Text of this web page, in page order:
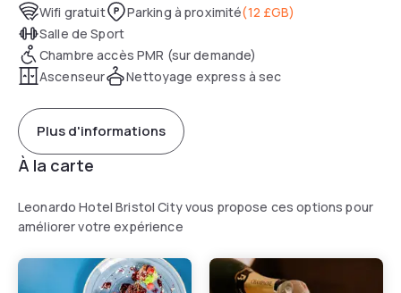
Wifi gratuit
Parking à proximité(12 £GB)
Salle de Sport
Chambre accès PMR (sur demande)
Ascenseur
Nettoyage express à sec
Plus d'informations
À la carte
Leonardo Hotel Bristol City vous propose ces options pour
améliorer votre expérience